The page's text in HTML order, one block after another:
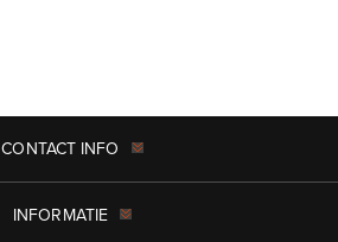
CONTACT INFO
INFORMATIE